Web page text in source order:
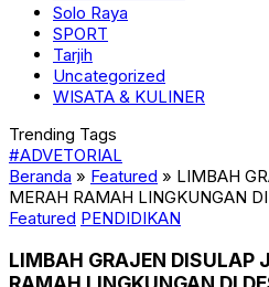
Solo Raya
SPORT
Tarjih
Uncategorized
WISATA & KULINER
Trending Tags
#ADVETORIAL
Beranda » Featured » LIMBAH
MERAH RAMAH LINGKUNGAN
Featured PENDIDIKAN
LIMBAH GRAJEN DISULAP